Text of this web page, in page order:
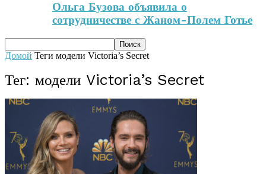
Ольга Бузова объявила о
сотрудничестве с Жаном-Полем Готье
Домой Теги модели Victoria’s Secret
Тег: модели Victoria’s Secret